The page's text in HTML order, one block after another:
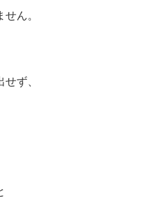
ん。
ず、